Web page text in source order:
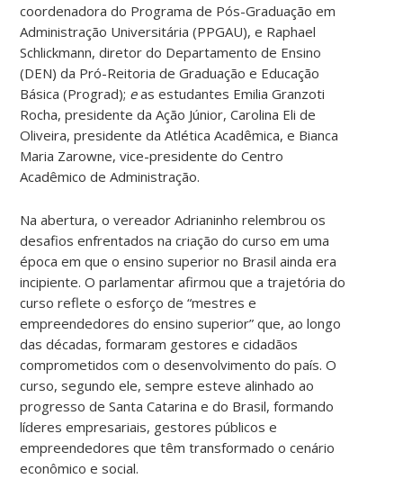
coordenadora do Programa de Pós-Graduação em
Administração Universitária (PPGAU), e Raphael
Schlickmann, diretor do Departamento de Ensino
(DEN) da Pró-Reitoria de Graduação e Educação
Básica (Prograd); eas estudantes Emilia Granzoti
Rocha, presidente da Ação Júnior, Carolina Eli de
Oliveira, presidente da Atlética Acadêmica, e Bianca
Maria Zarowne, vice-presidente do Centro
Acadêmico de Administração.
Na abertura, o vereador Adrianinho relembrou os
desafios enfrentados na criação do curso em uma
época em que o ensino superior no Brasil ainda era
incipiente. O parlamentar afirmou que a trajetória do
curso reflete o esforço de “mestres e
empreendedores do ensino superior” que, ao longo
das décadas, formaram gestores e cidadãos
comprometidos com o desenvolvimento do país. O
curso, segundo ele, sempre esteve alinhado ao
progresso de Santa Catarina e do Brasil, formando
líderes empresariais, gestores públicos e
empreendedores que têm transformado o cenário
econômico e social.